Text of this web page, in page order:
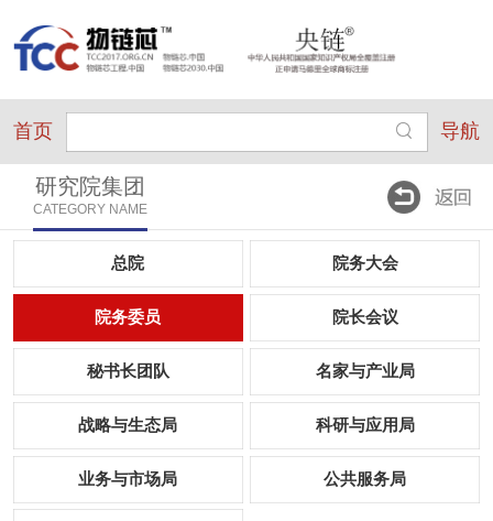
首页 导航
研究院集团
CATEGORY NAME
总院 院务大会
院务委员 院长会议
秘书长团队 名家与产业局
战略与生态局 科研与应用局
业务与市场局 公共服务局